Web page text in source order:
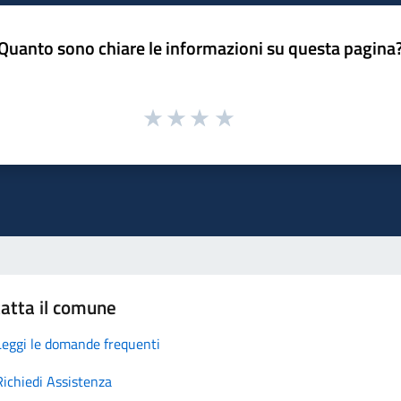
sono chiare le informazioni su questa
il comune
le domande frequenti
Assistenza